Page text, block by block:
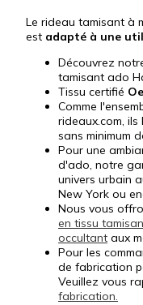
Le rideau tamisant à
est adapté à une
Découvrez
tamisant ado
Tissu certifié
Comme
rideaux.com,
sans minimum
Pour une
d'ado, notre
univers urbain
New York ou
Nous vous
en tissu
occultant aux
Pour les
de fabrication
Veuillez vous
fabrication.